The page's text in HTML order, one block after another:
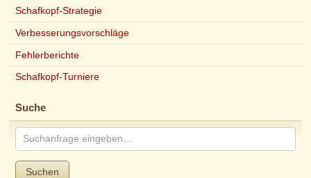
Schafkopf-Strategie
Verbesserungsvorschläge
Fehlerberichte
Schafkopf-Turniere
Suche
Suchen